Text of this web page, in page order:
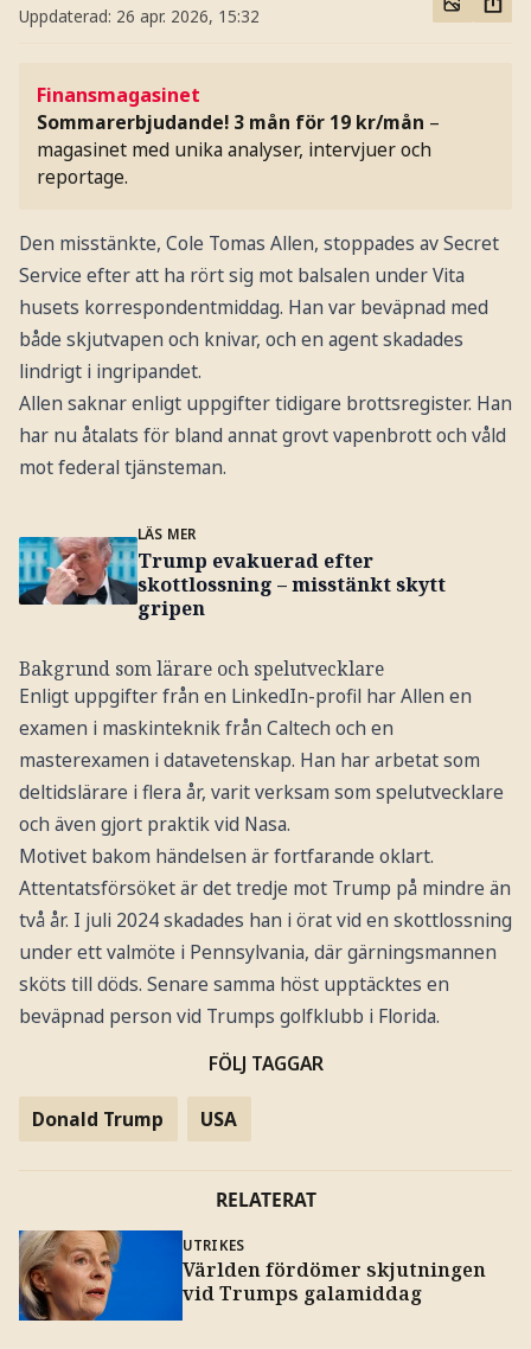
Uppdaterad: 26 apr. 2026, 15:32
Finansmagasinet
Sommarerbjudande! 3 mån för 19 kr/mån –
magasinet med unika analyser, intervjuer och
reportage.
Den misstänkte, Cole Tomas Allen, stoppades av Secret
Service efter att ha rört sig mot balsalen under Vita
husets korrespondentmiddag. Han var beväpnad med
både skjutvapen och knivar, och en agent skadades
lindrigt i ingripandet.
Allen saknar enligt uppgifter tidigare brottsregister. Han
har nu åtalats för bland annat grovt vapenbrott och våld
mot federal tjänsteman.
LÄS MER
Trump evakuerad efter
skottlossning – misstänkt skytt
gripen
Bakgrund som lärare och spelutvecklare
Enligt uppgifter från en LinkedIn-profil har Allen en
examen i maskinteknik från Caltech och en
masterexamen i datavetenskap. Han har arbetat som
deltidslärare i flera år, varit verksam som spelutvecklare
och även gjort praktik vid Nasa.
Motivet bakom händelsen är fortfarande oklart.
Attentatsförsöket är det tredje mot Trump på mindre än
två år. I juli 2024 skadades han i örat vid en skottlossning
under ett valmöte i Pennsylvania, där gärningsmannen
sköts till döds. Senare samma höst upptäcktes en
beväpnad person vid Trumps golfklubb i Florida.
FÖLJ TAGGAR
Donald Trump USA
RELATERAT
UTRIKES
Världen fördömer skjutningen
vid Trumps galamiddag